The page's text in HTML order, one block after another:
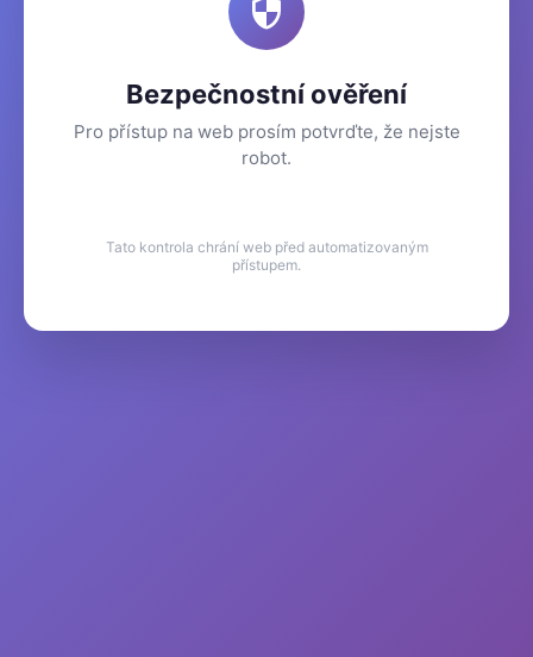
Bezpečnostní ověření
Pro přístup na web prosím potvrďte, že nejste
robot.
Tato kontrola chrání web před automatizovaným
přístupem.